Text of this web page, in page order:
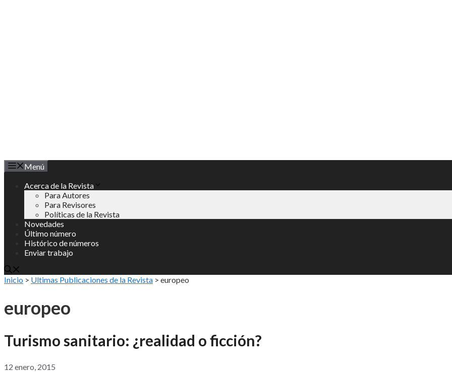
Menú
Acerca de la Revista
Para Autores
Para Revisores
Políticas de la Revista
Novedades
Último número
Histórico de números
Enviar trabajo
Inicio > Ultimas Publicaciones de la Revista > europeo
europeo
Turismo sanitario: ¿realidad o ficción?
12 enero, 2015